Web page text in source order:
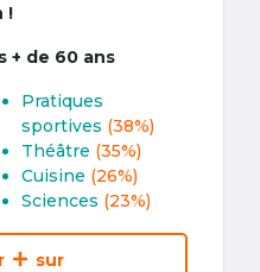
!
+ de 60 ans
Pratiques
sportives (38%)
Théâtre (35%)
Cuisine (26%)
Sciences (23%)
sur